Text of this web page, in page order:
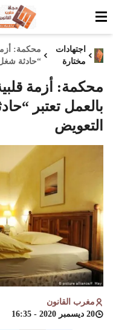
اجتهادات
مختارة
محكمة:
“حادثة
محكمة: أزمة
بالعمل تعتبر
التعويض
مغرب القانون
20 ديسمبر 2020 - 16:35